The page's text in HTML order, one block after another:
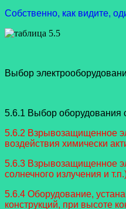
Собственно, как видите,
Выбор
5.6.1 Выбор оборудования
5.6.2 Взрывозащищенное
воздействия химически
5.6.3 Взрывозащищенное
солнечного излучения и
5.6.4 Оборудование,
конструкций, при высоте